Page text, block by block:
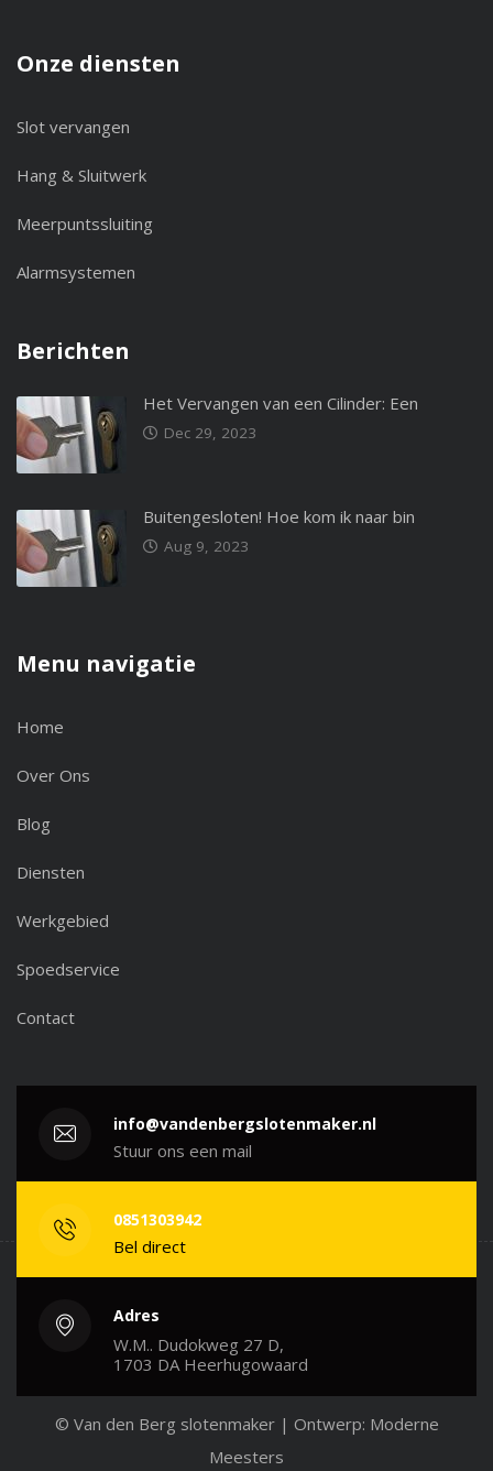
Onze diensten
Slot vervangen
Hang & Sluitwerk
Meerpuntssluiting
Alarmsystemen
Berichten
Het Vervangen van een Cilinder: Een
Dec 29, 2023
Buitengesloten! Hoe kom ik naar bin
Aug 9, 2023
Menu navigatie
Home
Over Ons
Blog
Diensten
Werkgebied
Spoedservice
Contact
info@vandenbergslotenmaker.nl
Stuur ons een mail
0851303942
Bel direct
Adres
W.M.. Dudokweg 27 D,
1703 DA Heerhugowaard
© Van den Berg slotenmaker | Ontwerp: Moderne
Meesters